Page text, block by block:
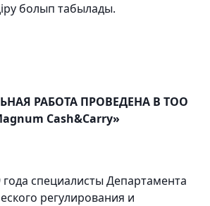
болып табылады.
РАБОТА ПРОВЕДЕНА В ТОО
Cash&Carry»
года специалисты Департамента
регулирования и